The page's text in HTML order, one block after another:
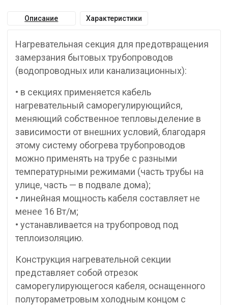
Описание Характеристики
Нагревательная секция для предотвращения
замерзания бытовых трубопроводов
(водопроводных или канализационных):
• в секциях применяется кабель
нагревательный саморегулирующийся,
меняющий собственное тепловыделение в
зависимости от внешних условий, благодаря
этому систему обогрева трубопроводов
можно применять на трубе с разными
температурными режимами (часть трубы на
улице, часть — в подвале дома);
• линейная мощность кабеля составляет не
менее 16 Вт/м;
• устанавливается на трубопровод под
теплоизоляцию.
Конструкция нагревательной секции
представляет собой отрезок
саморегулирующегося кабеля, оснащенного
полутораметровым холодным концом с